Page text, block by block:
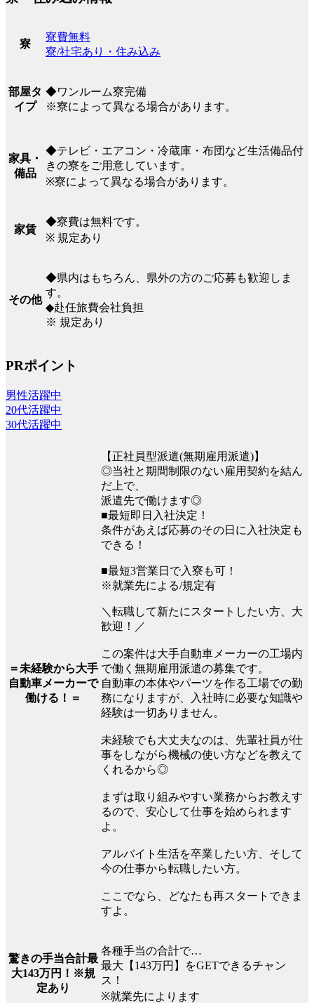
寮
寮費無料
寮/社宅あり・住み込み
部屋タ
イプ
◆ワンルーム寮完備
※寮によって異なる場合があります。
家具・
備品
◆テレビ・エアコン・冷蔵庫・布団など生活備品付
きの寮をご用意しています。
※寮によって異なる場合があります。
家賃
◆寮費は無料です。
※ 規定あり
その他
◆県内はもちろん、県外の方のご応募も歓迎しま
す。
◆赴任旅費会社負担
※ 規定あり
PRポイント
男性活躍中
20代活躍中
30代活躍中
＝未経験から大手
自動車メーカーで
働ける！＝
【正社員型派遣(無期雇用派遣)】
◎当社と期間制限のない雇用契約を結ん
だ上で、
派遣先で働けます◎
■最短即日入社決定！
条件があえば応募のその日に入社決定も
できる！
■最短3営業日で入寮も可！
※就業先による/規定有
＼転職して新たにスタートしたい方、大
歓迎！／
この案件は大手自動車メーカーの工場内
で働く無期雇用派遣の募集です。
自動車の本体やパーツを作る工場での勤
務になりますが、入社時に必要な知識や
経験は一切ありません。
未経験でも大丈夫なのは、先輩社員が仕
事をしながら機械の使い方などを教えて
くれるから◎
まずは取り組みやすい業務からお教えす
るので、安心して仕事を始められます
よ。
アルバイト生活を卒業したい方、そして
今の仕事から転職したい方。
ここでなら、どなたも再スタートできま
すよ。
驚きの手当合計最
大143万円！※規
定あり
各種手当の合計で…
最大【143万円】をGETできるチャン
ス！
※就業先によります